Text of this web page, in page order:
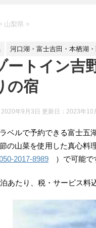
山梨県 >
河口湖・富士吉田・本栖湖
ートイン吉
の宿
年9月3日 更新日： 2023年10
ベルで予約できる富士五
の山菜を使用した真心料
2017-8989 ）で可能で
あたり、税・サービス料